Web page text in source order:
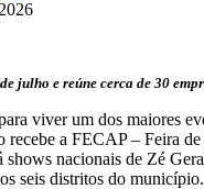
julho e reúne cerca de 30
viver um dos maiores
a FECAP – Feira
nacionais de Zé
seis distritos do município.